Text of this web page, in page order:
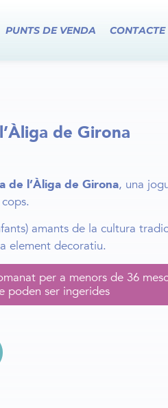
PUNTS DE VENDA CONTACTE
de Girona
de l’Àliga de Girona, una
amants de la cultura
element decoratiu.
per a menors de 36
poden ser ingerides